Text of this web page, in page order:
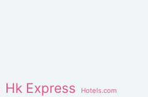
Hk Express Hotels.com